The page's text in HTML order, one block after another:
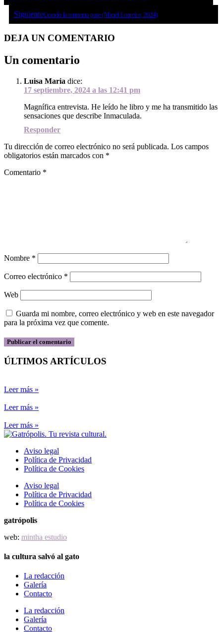
SiguienteCuando la tormenta pase (Manel Loureiro, 2024)
DEJA UN COMENTARIO
Un comentario
Luisa Maria dice:
17 septiembre, 2024 a las 12:41 pm
Magnífica entrevista. He leído he libro y me ha transmitido las
sensaciones que describe Inmaculada.
Responder
Tu dirección de correo electrónico no será publicada. Los campos
obligatorios están marcados con *
Comentario *
Nombre *
Correo electrónico *
Web
Guarda mi nombre, correo electrónico y web en este navegador
para la próxima vez que comente.
ÚLTIMOS ARTÍCULOS
Leer más »
Leer más »
Leer más »
Aviso legal
Política de Privacidad
Política de Cookies
Aviso legal
Política de Privacidad
Política de Cookies
gatrópolis
web: mintha estudio
la cultura salvó al gato
La redacción
Galería
Contacto
La redacción
Galería
Contacto